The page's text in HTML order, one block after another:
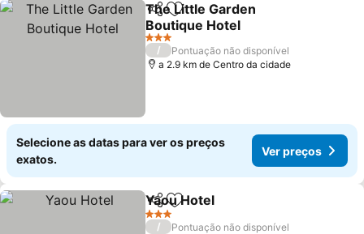
PartilharAdicionar aos favoritos
The Little Garden
Boutique Hotel
3 Estrelas
/
Pontuação não disponível
a 2.9 km de Centro da cidade
Selecione as datas para ver os preços
exatos.
Ver preços
PartilharAdicionar aos favoritos
Yaou Hotel
3 Estrelas
/
Pontuação não disponível